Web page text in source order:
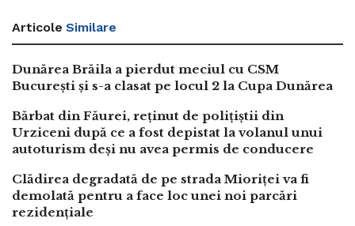
Articole Similare
Dunărea Brăila a pierdut meciul cu CSM
București și s-a clasat pe locul 2 la Cupa Dunărea
Bărbat din Făurei, reținut de polițiștii din
Urziceni după ce a fost depistat la volanul unui
autoturism deși nu avea permis de conducere
Clădirea degradată de pe strada Mioriței va fi
demolată pentru a face loc unei noi parcări
rezidențiale